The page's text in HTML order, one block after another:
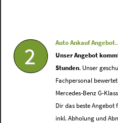
2
Auto Ankauf
Unser Angebot
Stunden. Unser
Fachpersonal
Mercedes-Benz G-
Dir das beste Angebot
inkl. Abholung und